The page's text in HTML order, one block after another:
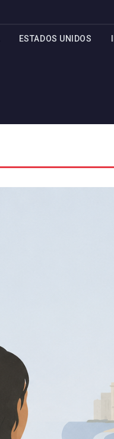
ESTADOS UNIDOS